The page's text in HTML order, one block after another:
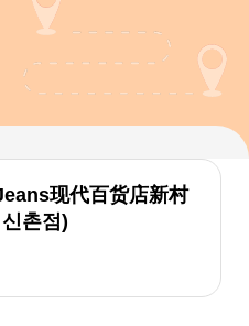
现代百货店新村
촌점)